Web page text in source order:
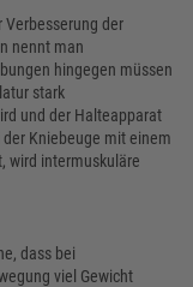
der
nennt man
hingegen müssen
stark
und der Halteapparat
Kniebeuge mit einem
wird intermuskuläre
dass bei
viel Gewicht